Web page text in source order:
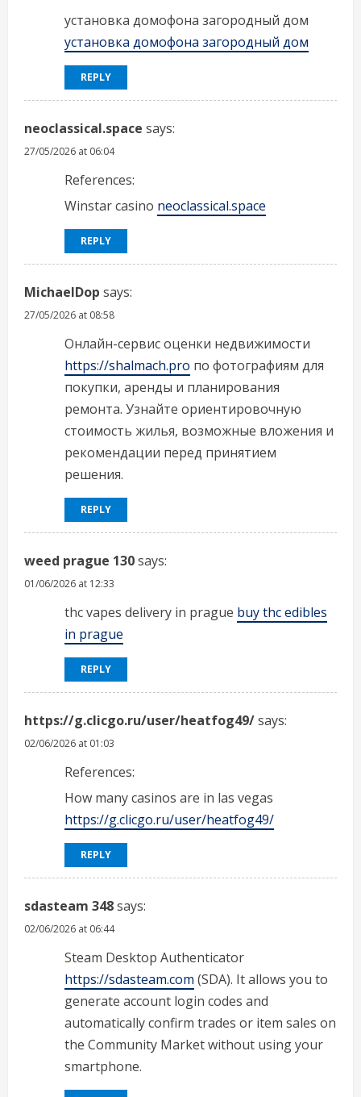
установка домофона загородный дом
установка домофона загородный дом
REPLY
neoclassical.space says:
27/05/2026 at 06:04
References:
Winstar casino neoclassical.space
REPLY
MichaelDop says:
27/05/2026 at 08:58
Онлайн-сервис оценки недвижимости
https://shalmach.pro по фотографиям для
покупки, аренды и планирования
ремонта. Узнайте ориентировочную
стоимость жилья, возможные вложения и
рекомендации перед принятием
решения.
REPLY
weed prague 130says:
01/06/2026 at 12:33
thc vapes delivery in prague buy thc edibles
in prague
REPLY
https://g.clicgo.ru/user/heatfog49/says:
02/06/2026 at 01:03
References:
How many casinos are in las vegas
https://g.clicgo.ru/user/heatfog49/
REPLY
sdasteam 348says:
02/06/2026 at 06:44
Steam Desktop Authenticator
https://sdasteam.com (SDA). It allows you to
generate account login codes and
automatically confirm trades or item sales on
the Community Market without using your
smartphone.